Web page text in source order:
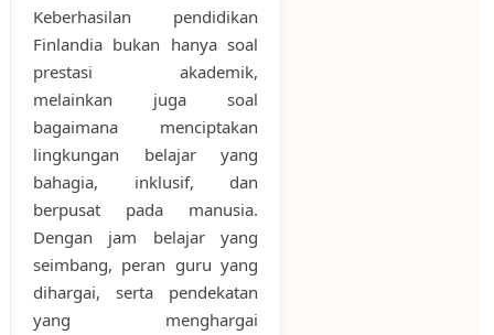
Keberhasilan pendidikan
Finlandia bukan hanya soal
prestasi akademik,
melainkan juga soal
bagaimana menciptakan
lingkungan belajar yang
bahagia, inklusif, dan
berpusat pada manusia.
Dengan jam belajar yang
seimbang, peran guru yang
dihargai, serta pendekatan
yang menghargai